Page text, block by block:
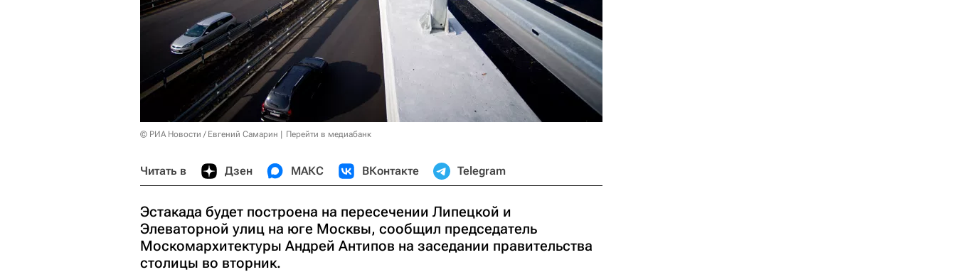
© РИА Новости / Евгений Самарин Перейти в медиабанк
Читать в Дзен МАКС ВКонтакте Telegram
Эстакада будет построена на пересечении Липецкой и
Элеваторной улиц на юге Москвы, сообщил председатель
Москомархитектуры Андрей Антипов на заседании правительства
столицы во вторник.